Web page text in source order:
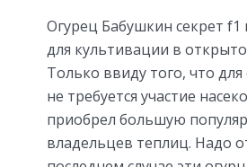
Огурец Бабушкин секрет f1
для культивации в
Только ввиду того, что
не требуется участие
приобрел большую
владельцев теплиц. Надо